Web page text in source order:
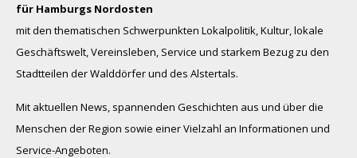
für Hamburgs Nordosten
mit den thematischen Schwerpunkten Lokalpolitik, Kultur, lokale
Geschäftswelt, Vereinsleben, Service und starkem Bezug zu den
Stadtteilen der Walddörfer und des Alstertals.
Mit aktuellen News, spannenden Geschichten aus und über die
Menschen der Region sowie einer Vielzahl an Informationen und
Service-Angeboten.